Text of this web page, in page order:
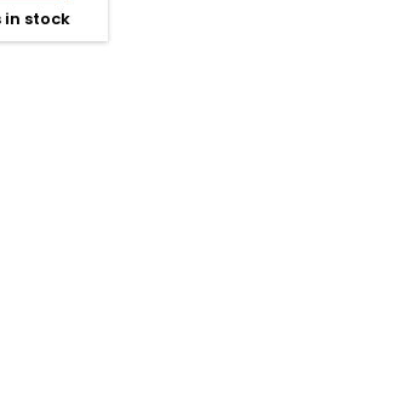
in stock